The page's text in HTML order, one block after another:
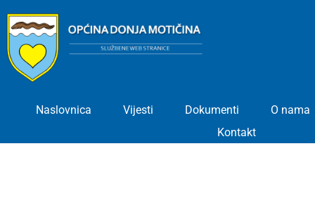
content
Naslovnica Vijesti Dokumenti
O nama
Kontakt